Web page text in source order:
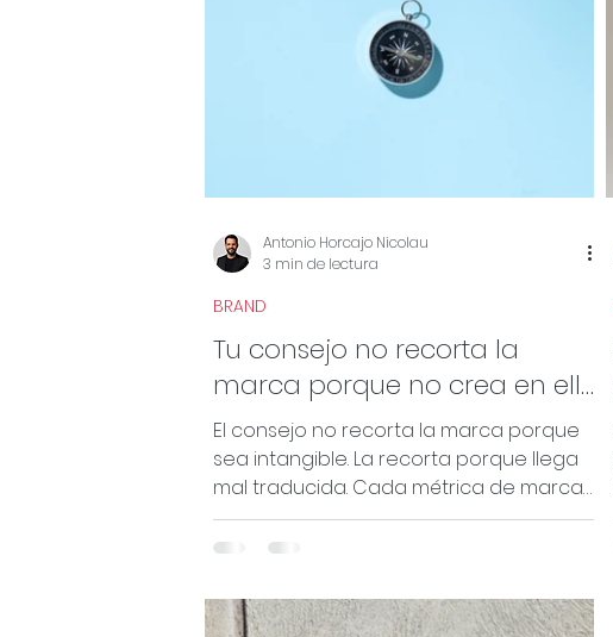
Tu consejo no recorta la
marca porque no crea en ella.
Porque no la entiende.
El consejo no recorta la marca porque
sea intangible. La recorta porque llega
mal traducida. Cada métrica de marca
tiene un gemelo que sí se oye en
dirección.
BRAND
Antonio Horcajo Nicolau
3 min de lectura